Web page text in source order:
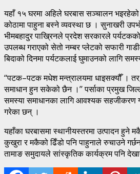
यहाँ १५ घरमा अहिले घरबास सञ्चालन
कोठामा पाहुना बस्ने व्यवस्था छ । सुनाखरी
भीमबहादुर पाख्रिनले प्रदेश सरकारले
उपलब्ध गराएको सेतो नम्बर प्लेटको सफारी
बिदाको दिनमा पर्यटकलाई घुमाउनको लागि
‘‘पटक–पटक मधेश मन्त्रालयमा धाइसक्यौँ ।
समाधान हुन सकेको छैन ।’’ पर्साका प्रमुख
समस्या समाधानका लागि आवश्यक सहजीकरण
गरेका छन् ।
यहाँका घरबासमा स्थानीयस्तरमा उत्पादन हुने
कुखुरा र मकैको ढिँडो पनि पाहुनाले रुचाउने
तामाङ समुदायले सांस्कृतिक कार्यक्रम पनि